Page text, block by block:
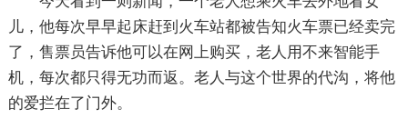
儿，他每次早早起床赶到火车站都被告知火车票已经卖完
了，售票员告诉他可以在网上购买，老人用不来智能手
机，每次都只得无功而返。老人与这个世界的代沟，将他
的爱拦在了门外。